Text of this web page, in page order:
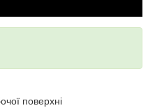
поверхні